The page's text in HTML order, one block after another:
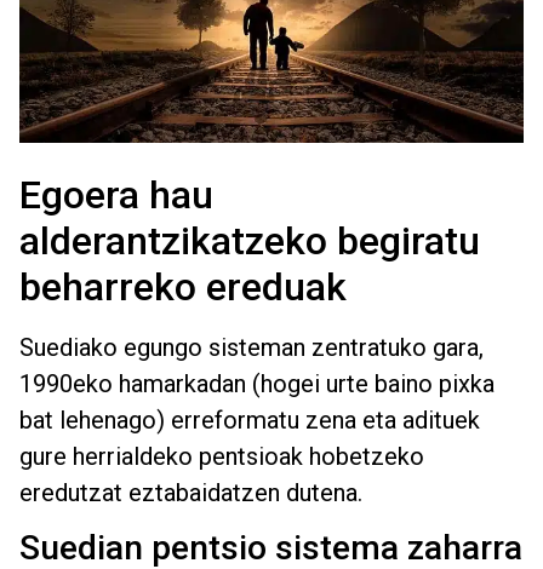
Egoera hau
alderantzikatzeko begiratu
beharreko ereduak
Suediako egungo sisteman zentratuko gara,
1990eko hamarkadan (hogei urte baino pixka
bat lehenago) erreformatu zena eta adituek
gure herrialdeko pentsioak hobetzeko
eredutzat eztabaidatzen dutena.
Suedian pentsio sistema zaharra